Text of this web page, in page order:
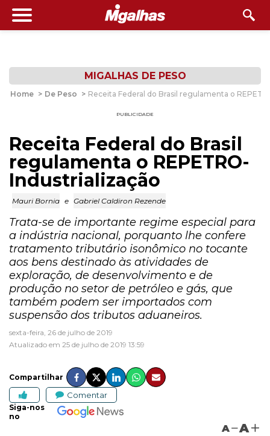
MIGALHAS DE PESO
Home > De Peso > Receita Federal do Brasil regulamenta o
PUBLICIDADE
Receita Federal do Brasil
regulamenta o REPETRO-
Industrialização
Mauri Bornia e Gabriel Caldiron Rezende
Trata-se de importante regime especial para
a indústria nacional, porquanto lhe confere
tratamento tributário isonômico no tocante
aos bens destinado às atividades de
exploração, de desenvolvimento e de
produção no setor de petróleo e gás, que
também podem ser importados com
suspensão dos tributos aduaneiros.
sexta-feira, 26 de julho de 2019
Atualizado em 25 de julho de 2019 13:59
Compartilhar
Comentar
Siga-nos
no
A A